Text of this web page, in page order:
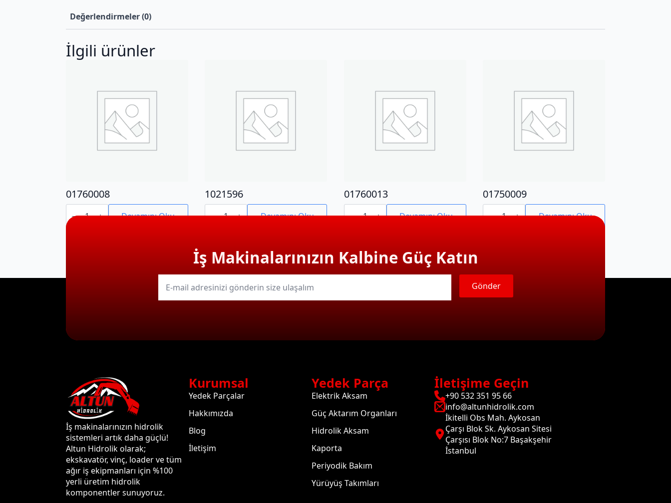
Değerlendirmeler (0)
İlgili ürünler
01760008
01760008
adet Devamını Oku
1021596
1021596
adet Devamını Oku
01760013
01760013
adet Devamını Oku
01750009
01750009
adet Devamını Oku
İş Makinalarınızın Kalbine Güç Katın
E-
mail Gönder
İş makinalarınızın hidrolik
sistemleri artık daha güçlü!
Altun Hidrolik olarak;
ekskavatör, vinç, loader ve tüm
ağır iş ekipmanları için %100
yerli üretim hidrolik
komponentler sunuyoruz.
Kurumsal
Yedek Parçalar
Hakkımızda
Blog
İletişim
Yedek Parça
Elektrik Aksam
Güç Aktarım Organları
Hidrolik Aksam
Kaporta
Periyodik Bakım
Yürüyüş Takımları
İletişime Geçin
+90 532 351 95 66
info@altunhidrolik.com
İkitelli Obs Mah. Aykosan
Çarşı Blok Sk. Aykosan Sitesi
Çarşısı Blok No:7 Başakşehir
İstanbul